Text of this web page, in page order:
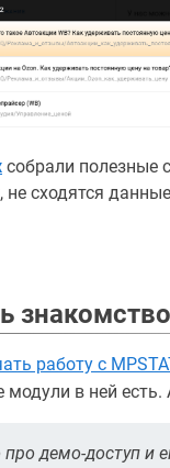
собрали полезные
не сходятся
работу с
модули в ней есть.
демо-доступ и